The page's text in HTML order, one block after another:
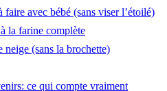
faire avec bébé (sans viser l’étoilé)
la farine complète
neige (sans la brochette)
ce qui compte vraiment